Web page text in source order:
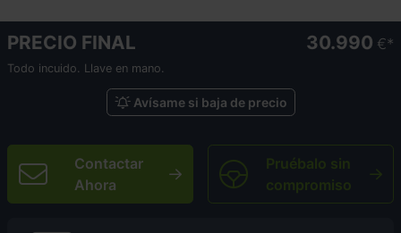
PRECIO FINAL 30.990 €
Todo incuido. Llave en mano.
Avísame si baja de precio
Contactar
Ahora
Pruébalo sin
compromiso